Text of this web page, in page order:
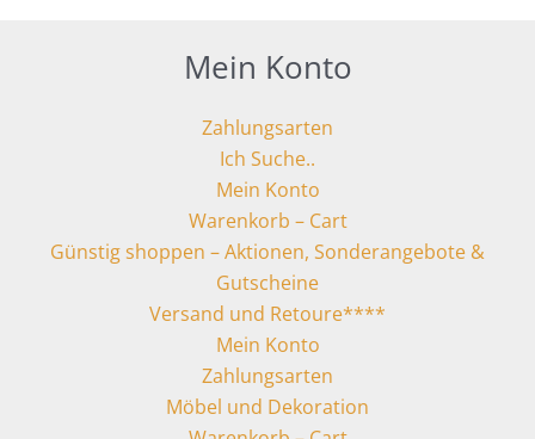
Mein Konto
Zahlungsarten
Ich Suche..
Mein Konto
Warenkorb – Cart
Günstig shoppen – Aktionen, Sonderangebote &
Gutscheine
Versand und Retoure****
Mein Konto
Zahlungsarten
Möbel und Dekoration